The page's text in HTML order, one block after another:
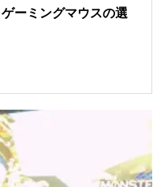
ーミングマウスの選